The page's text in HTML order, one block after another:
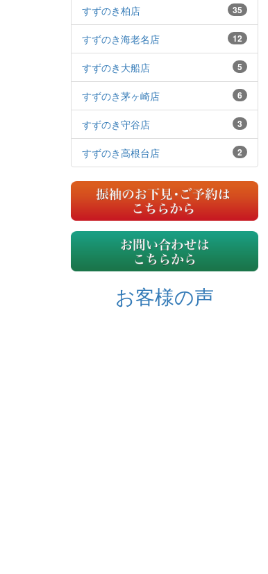
35
すずのき柏店
12
すずのき海老名店
5
すずのき大船店
6
すずのき茅ヶ崎店
3
すずのき守谷店
2
すずのき高根台店
お客様の声